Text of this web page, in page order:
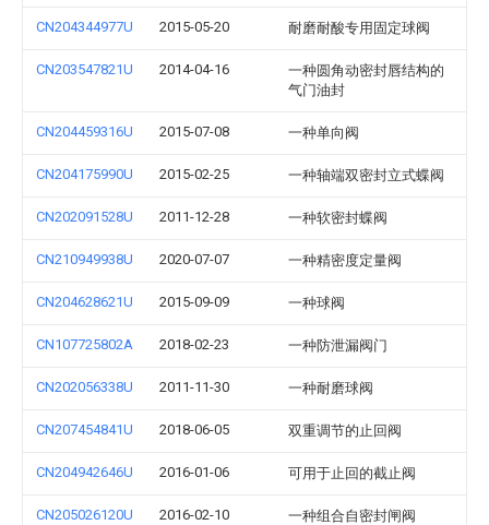
CN204344977U 2015-05-20 耐磨耐酸专用固定球阀
CN203547821U 2014-04-16
一种圆角动密封唇结构的
气门油封
CN204459316U 2015-07-08 一种单向阀
CN204175990U 2015-02-25 一种轴端双密封立式蝶阀
CN202091528U 2011-12-28 一种软密封蝶阀
CN210949938U 2020-07-07 一种精密度定量阀
CN204628621U 2015-09-09 一种球阀
CN107725802A 2018-02-23 一种防泄漏阀门
CN202056338U 2011-11-30 一种耐磨球阀
CN207454841U 2018-06-05 双重调节的止回阀
CN204942646U 2016-01-06 可用于止回的截止阀
CN205026120U 2016-02-10 一种组合自密封闸阀